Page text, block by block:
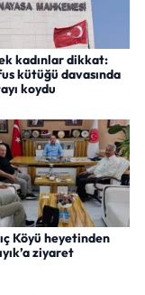
kadınlar dikkat:
kütüğü davasında
koydu
Köyü heyetinden
ziyaret